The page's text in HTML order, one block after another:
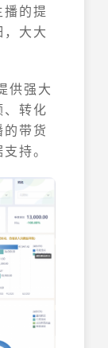
的提
大大
供强大
转化
带货
持。